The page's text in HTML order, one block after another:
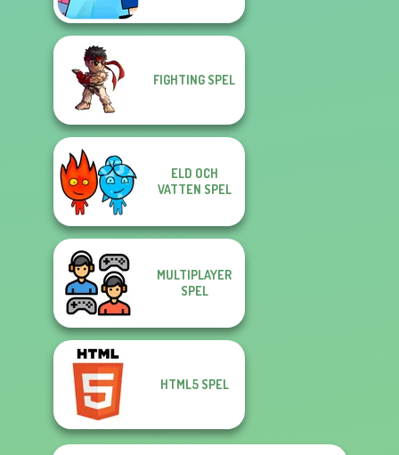
FIGHTING SPEL
ELD OCH
VATTEN SPEL
MULTIPLAYER
SPEL
HTML5 SPEL